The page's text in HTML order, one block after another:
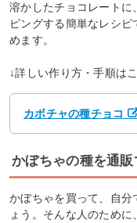
溶かしたチョコレートに
ピングする簡単なレシ
めます。
↓詳しい作り方・手順は
カボチャの種チョコ
かぼちゃの種を通
かぼちゃを買って、自分
ょう。そんな人のため